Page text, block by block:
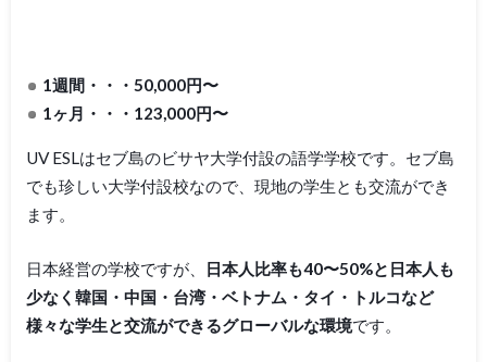
1週間・・・50,000円〜
1ヶ月・・・123,000円〜
UV ESLはセブ島のビサヤ大学付設の語学学校です。セブ島
でも珍しい大学付設校なので、現地の学生とも交流ができ
ます。
日本経営の学校ですが、
日本人比率も40〜50%と日本人も
少なく韓国・中国・台湾・ベトナム・タイ・トルコなど
様々な学生と交流ができるグローバルな環境です。